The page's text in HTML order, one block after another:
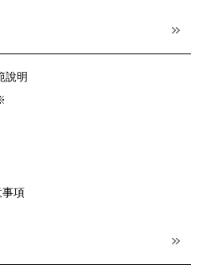
說明
項